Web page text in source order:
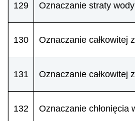
129 Oznaczanie straty
130 Oznaczanie całkowitej
131 Oznaczanie całkowitej
132 Oznaczanie chłonięcia